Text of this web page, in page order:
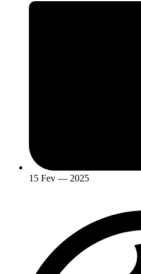
15 Fev — 2025